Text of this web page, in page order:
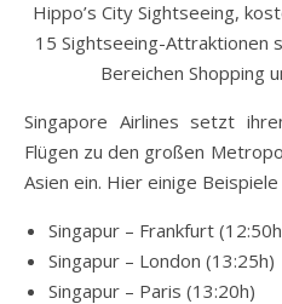
Hippo’s City Sightseeing,
15 Sightseeing-Attraktionen
Bereichen Shopping
Singapore Airlines setzt
Flügen zu den großen
Asien ein. Hier einige
Singapur – Frankfurt
Singapur – London (13:25h)
Singapur – Paris (13:20h)